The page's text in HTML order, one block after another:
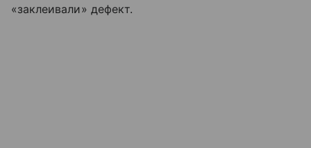
«заклеивали» дефект.